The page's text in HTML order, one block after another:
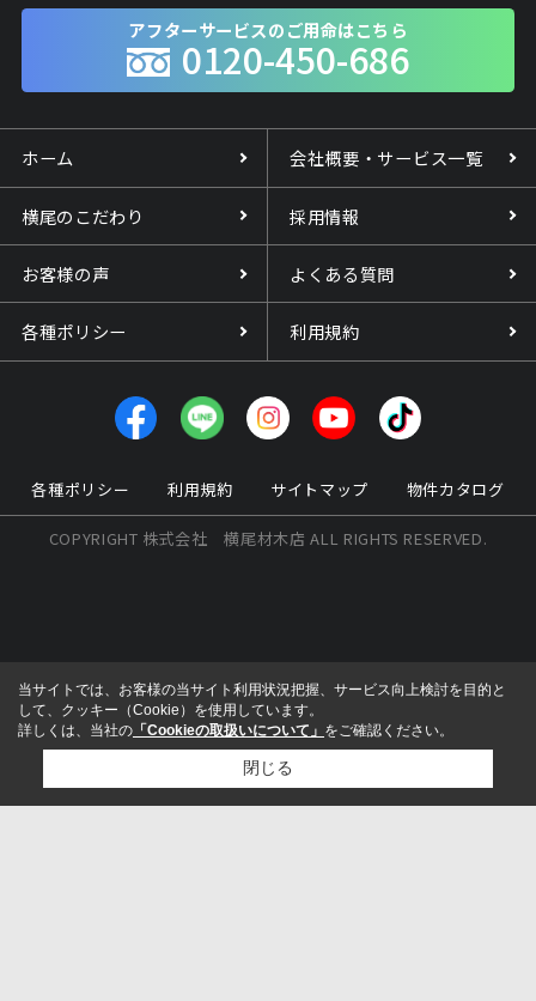
アフターサービスのご用命はこちら
0120-450-686
ホーム 会社概要・サービス一覧
横尾のこだわり 採用情報
お客様の声 よくある質問
各種ポリシー 利用規約
各種ポリシー 利用規約 サイトマップ 物件カタログ
COPYRIGHT 株式会社 横尾材木店 ALL RIGHTS RESERVED.
当サイトでは、お客様の当サイト利用状況把握、サービス向上検討を目的と
して、クッキー（Cookie）を使用しています。
詳しくは、当社の 「Cookieの取扱いについて」 をご確認ください。
閉じる